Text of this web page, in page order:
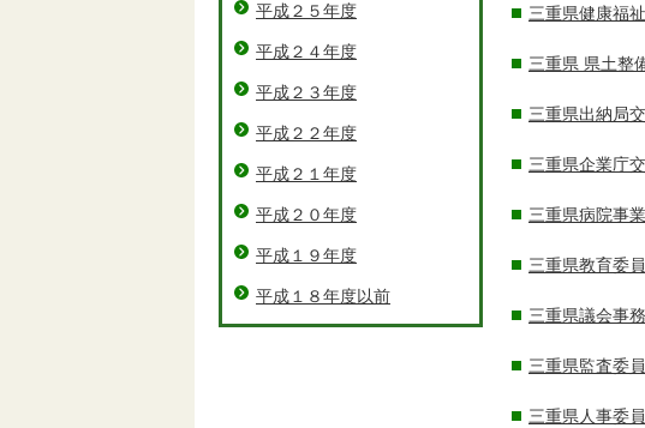
三重県健康福
三重県 県土整
三重県出納局
三重県企業庁
三重県病院事
三重県教育委
三重県議会事
三重県監査委
三重県人事委
平成２５年度
平成２４年度
平成２３年度
平成２２年度
平成２１年度
平成２０年度
平成１９年度
平成１８年度以前